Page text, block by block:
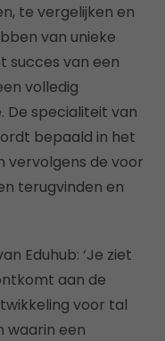
te vergelijken en
van unieke
succes van een
volledig
De specialiteit van
bepaald in het
vervolgens de voor
terugvinden en
Eduhub: ‘Je ziet
aan de
voor tal
waarin een